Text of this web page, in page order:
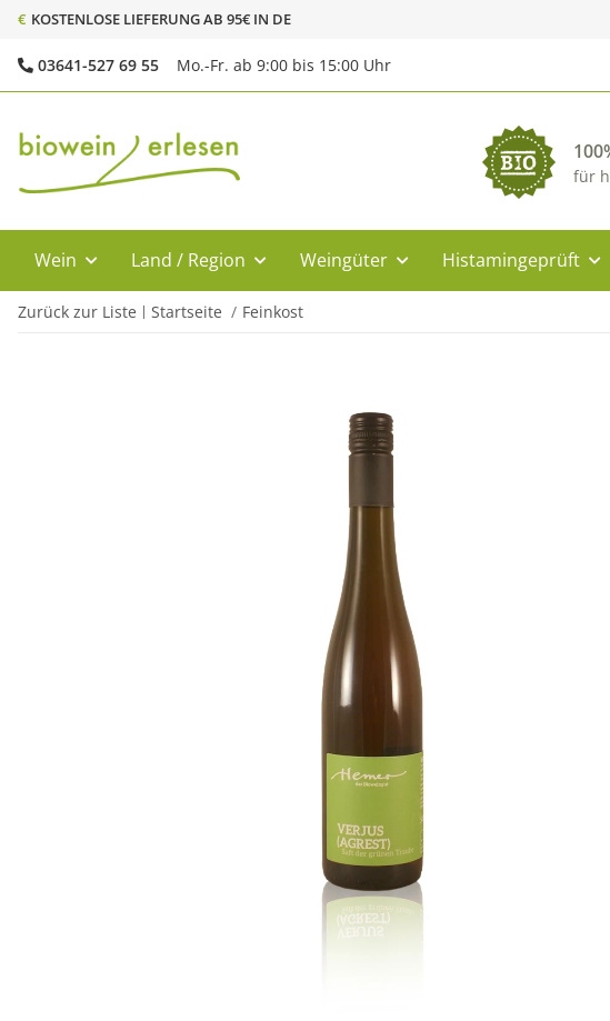
€ KOSTENLOSE LIEFERUNG AB 95€ IN DE
03641-527 69 55 Mo.-Fr. ab 9:00 bis 15:00 Uhr
für
Wein Land / Region Weingüter Histamingeprüft
Zurück zur Liste Startseite Feinkost